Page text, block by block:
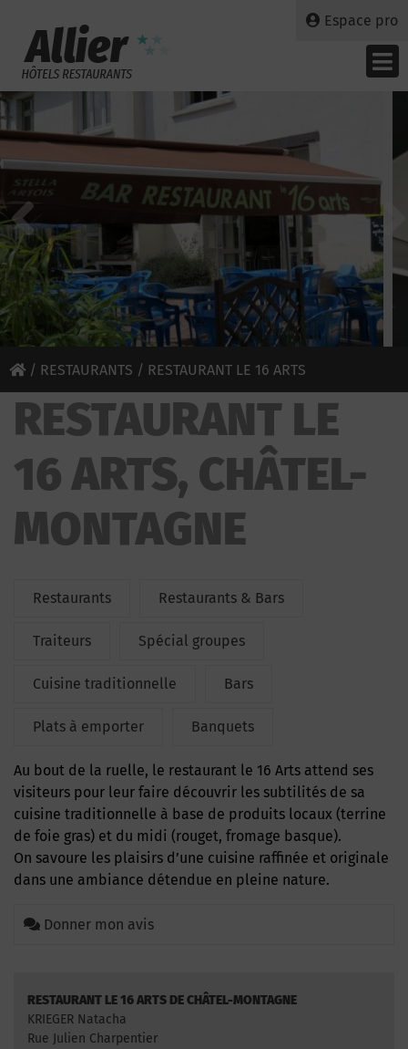
Espace pro
/ RESTAURANTS / RESTAURANT LE 16 ARTS
RESTAURANT LE
16 ARTS, CHÂTEL-
MONTAGNE
Restaurants Restaurants & Bars
Traiteurs Spécial groupes
Cuisine traditionnelle Bars
Plats à emporter Banquets
Au bout de la ruelle, le restaurant le 16 Arts attend ses
visiteurs pour leur faire découvrir les subtilités de sa
cuisine traditionnelle à base de produits locaux (terrine
de foie gras) et du midi (rouget, fromage basque).
On savoure les plaisirs d’une cuisine raffinée et originale
dans une ambiance détendue en pleine nature.
Donner mon avis
RESTAURANT LE 16 ARTS DE CHÂTEL-MONTAGNE
KRIEGER Natacha
Rue Julien Charpentier